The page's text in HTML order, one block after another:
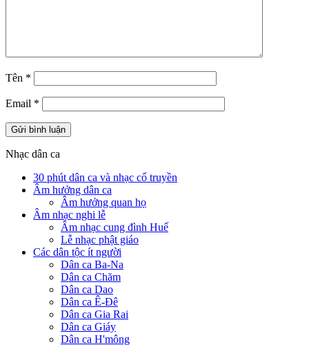
Tên *
Email *
Nhạc dân ca
30 phút dân ca và nhạc cổ truyền
Âm hưởng dân ca
Âm hưởng quan họ
Âm nhạc nghi lễ
Âm nhạc cung đình Huế
Lễ nhạc phật giáo
Các dân tộc ít người
Dân ca Ba-Na
Dân ca Chăm
Dân ca Dao
Dân ca Ê-Đê
Dân ca Gia Rai
Dân ca Giáy
Dân ca H'mông